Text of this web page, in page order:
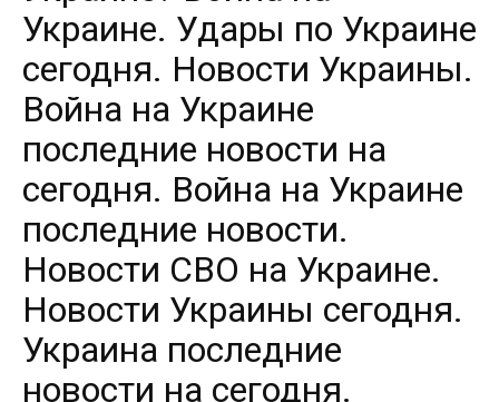
Украине. Удары по Украине
сегодня. Новости Украины.
Война на Украине
последние новости на
сегодня. Война на Украине
последние новости.
Новости СВО на Украине.
Новости Украины сегодня.
Украина последние
новости на сегодня.